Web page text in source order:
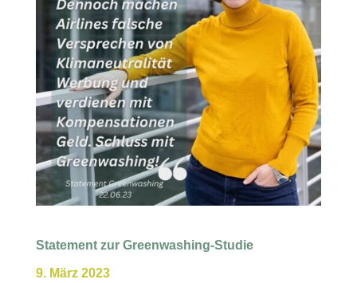
Statement zur Greenwashing-Studie
9. März 2023